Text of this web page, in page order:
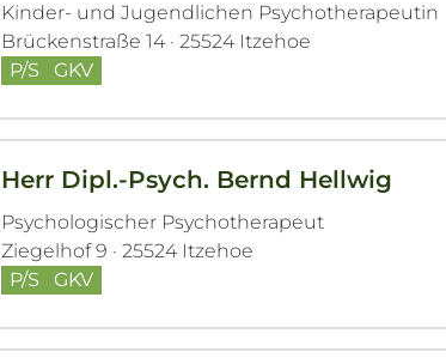
Kinder- und Jugendlichen Psychotherapeutin
Brückenstraße 14 · 25524 Itzehoe
P/S
GKV
Herr Dipl.-Psych. Bernd Hellwig
Psychologischer Psychotherapeut
Ziegelhof 9 · 25524 Itzehoe
P/S
GKV